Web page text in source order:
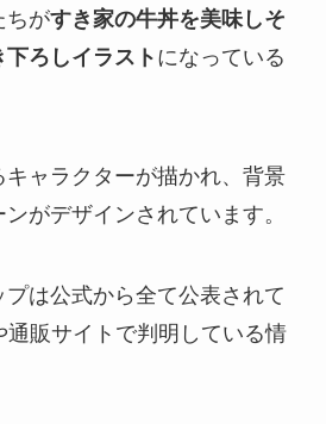
ちがすき家の牛丼を美味しそ
ろしイラスト になっている
キャラクターが描かれ、背景
がデザインされています​。
は公式から全て公表されて
通販サイトで判明している情